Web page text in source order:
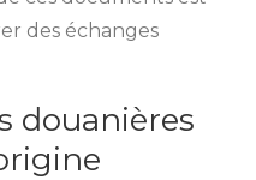
des échanges
douanières